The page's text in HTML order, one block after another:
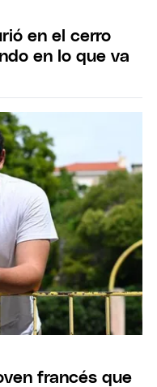
en el cerro
en lo que va
francés que